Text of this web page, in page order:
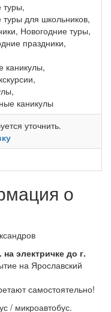
туры,
туры для школьников,
, Новогодние туры,
праздники,
каникулы,
,
,
каникулы
уточнить.
о
электричке до г.
на Ярославский
самостоятельно!
/ микроавтобус.